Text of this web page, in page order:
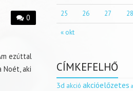
0
ezúttal
Noét, aki
« okt
25 26 27 28
CÍMKEFELHŐ
3d akció akcióelőzetes